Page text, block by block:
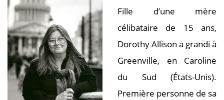
Fille d’une mère
célibataire de 15 ans,
Dorothy Allison a grandi à
Greenville, en Caroline
du Sud (États-Unis).
Première personne de sa